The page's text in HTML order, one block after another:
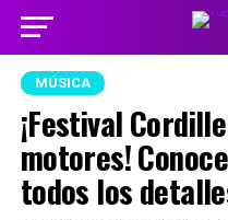
MÚSICA
¡Festival
motores!
todos los